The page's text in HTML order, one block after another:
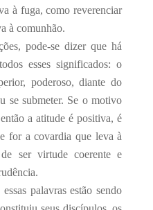
à fuga, como reverenciar
à comunhão.
pode-se dizer que há
esses significados: o
poderoso, diante do
se submeter. Se o motivo
a atitude é positiva, é
for a covardia que leva à
ser virtude coerente e
palavras estão sendo